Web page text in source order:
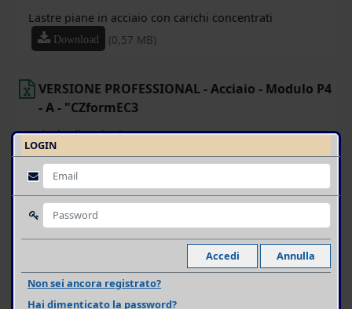
Lastre piane in acciaio con carichi concentrati
Download (0,57 MB)
VERSIONE PROFESSIONAL - Acciaio - Modulo P4
- A - "CZformEC3
Calcolo di sezioni a "c" e "z"
Download (1,09 MB)
VERSIONE PROFESSIONAL - Acciaio - Modulo P4
- B - "OmegaFormEC3_Pro"
Profili Omega in acciaio piegati a freddo in flessione
Download (5,01 MB)
LOGIN
Non sei ancora registrato?
Hai dimenticato la password?